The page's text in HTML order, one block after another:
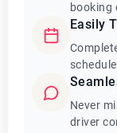
booking
Easily
Never
driver